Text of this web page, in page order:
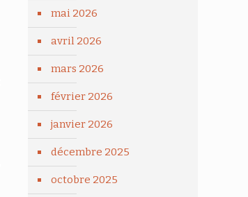
mai 2026
avril 2026
mars 2026
février 2026
janvier 2026
décembre 2025
octobre 2025